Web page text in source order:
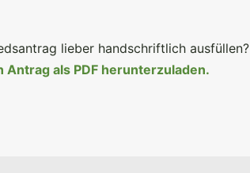
lieber handschriftlich ausfüllen?
Antrag als PDF herunterzuladen.